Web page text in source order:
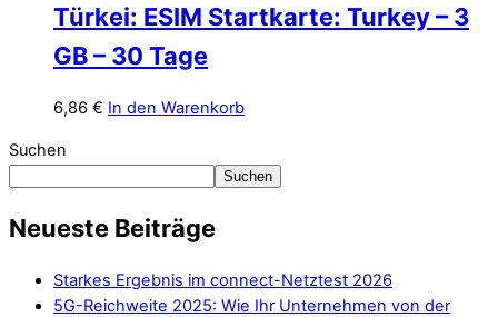
Türkei: ESIM Startkarte: Turkey – 3
GB – 30 Tage
6,86 € In den Warenkorb
Suchen
Suchen
Neueste Beiträge
Starkes Ergebnis im connect-Netztest 2026
5G-Reichweite 2025: Wie Ihr Unternehmen von der